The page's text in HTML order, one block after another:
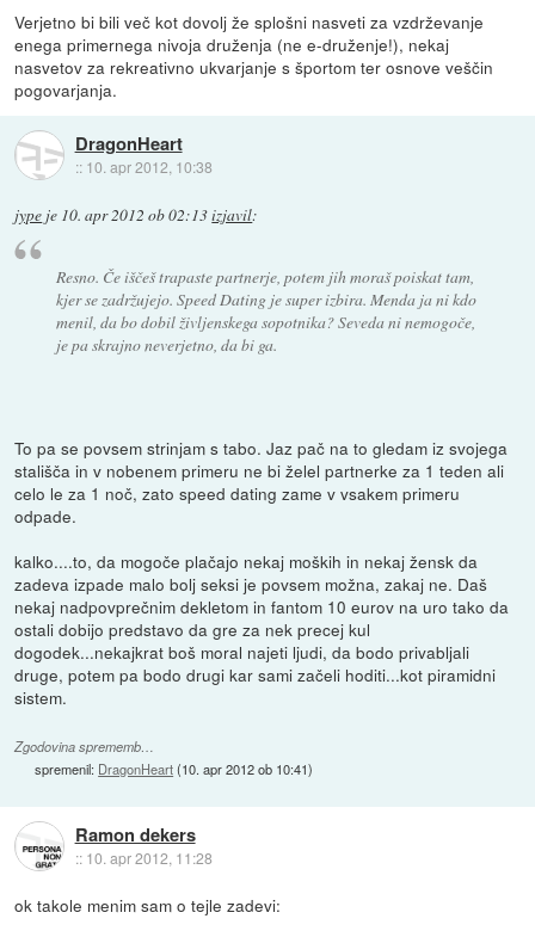
Verjetno bi bili več kot dovolj že splošni nasveti za vzdrževanje
enega primernega nivoja druženja (ne e-druženje!), nekaj
nasvetov za rekreativno ukvarjanje s športom ter osnove veščin
pogovarjanja.
DragonHeart
:: 10. apr 2012, 10:38
jype je 10. apr 2012 ob 02:13izjavil:
Resno. Če iščeš trapaste partnerje, potem jih moraš poiskat tam,
kjer se zadržujejo. Speed Dating je super izbira. Menda ja ni kdo
menil, da bo dobil življenskega sopotnika? Seveda ni nemogoče,
je pa skrajno neverjetno, da bi ga.
To pa se povsem strinjam s tabo. Jaz pač na to gledam iz svojega
stališča in v nobenem primeru ne bi želel partnerke za 1 teden ali
celo le za 1 noč, zato speed dating zame v vsakem primeru
odpade.
kalko....to, da mogoče plačajo nekaj moških in nekaj žensk da
zadeva izpade malo bolj seksi je povsem možna, zakaj ne. Daš
nekaj nadpovprečnim dekletom in fantom 10 eurov na uro tako da
ostali dobijo predstavo da gre za nek precej kul
dogodek...nekajkrat boš moral najeti ljudi, da bodo privabljali
druge, potem pa bodo drugi kar sami začeli hoditi...kot piramidni
sistem.
Zgodovina sprememb…
spremenil: DragonHeart(10. apr 2012 ob 10:41)
Ramon dekers
:: 10. apr 2012, 11:28
ok takole menim sam o tejle zadevi: